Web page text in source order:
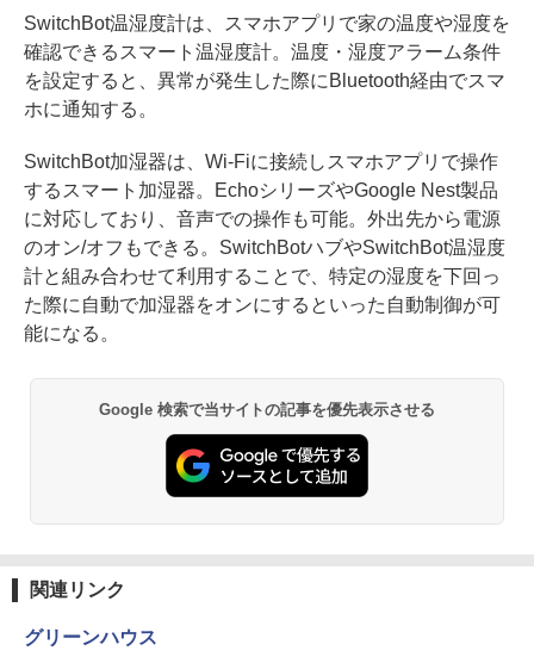
SwitchBot温湿度計は、スマホアプリで家の温度や湿度を
確認できるスマート温湿度計。温度・湿度アラーム条件
を設定すると、異常が発生した際にBluetooth経由でスマ
ホに通知する。
SwitchBot加湿器は、Wi-Fiに接続しスマホアプリで操作
するスマート加湿器。EchoシリーズやGoogle Nest製品
に対応しており、音声での操作も可能。外出先から電源
のオン/オフもできる。SwitchBotハブやSwitchBot温湿度
計と組み合わせて利用することで、特定の湿度を下回っ
た際に自動で加湿器をオンにするといった自動制御が可
能になる。
Google 検索で当サイトの記事を優先表示させる
関連リンク
グリーンハウス